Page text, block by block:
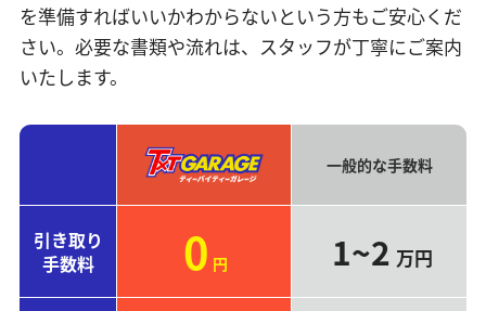
を準備すればいいかわからないという方もご安心くだ
さい。必要な書類や流れは、スタッフが丁寧にご案内
いたします。
一般的な手数料
引き取り
手数料
0 円 1~2 万円